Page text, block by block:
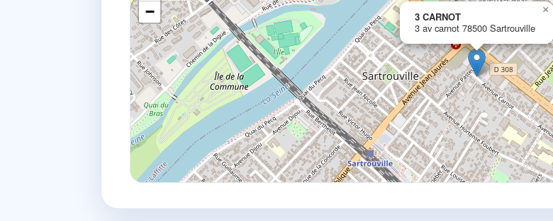
www.vme.plus/AC6840920
3 CARNOT
3 av carnot78500 Sartrouville
3 CARNOT
3 av carnot 78500 Sartrouville
×
−